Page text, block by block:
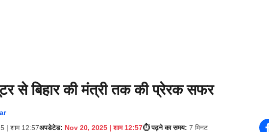
से बिहार की मंत्री तक की प्रेरक सफर
| शाम 12:57अपडेटेड: Nov 20, 2025 | शाम 12:57⏱️ पढ़ने का समय: 7 मिनट